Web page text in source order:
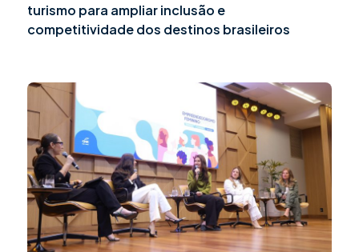
turismo para ampliar inclusão e
competitividade dos destinos brasileiros